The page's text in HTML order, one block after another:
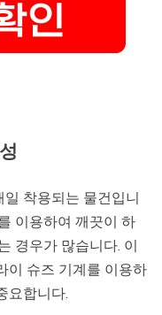
착용되는 물건입니
이용하여 깨끗이 하
경우가 많습니다. 이
이 슈즈 기계를 이용하
요합니다.